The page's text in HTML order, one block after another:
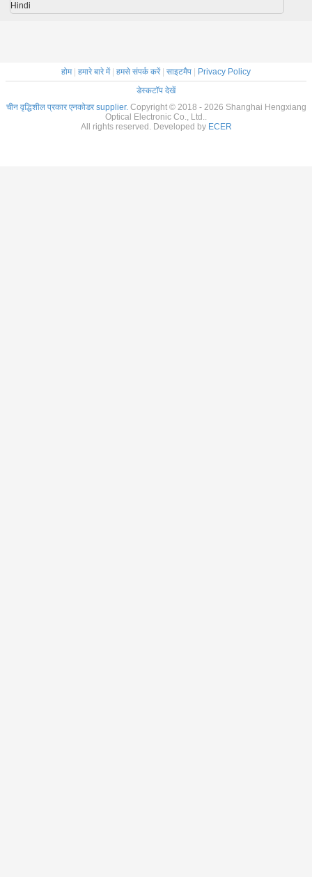
Hindi
होम| हमारे बारे में| हमसे संपर्क करें| साइटमैप
Privacy Policy
डेस्कटॉप देखें
चीन वृद्धिशील प्रकार एनकोडर supplier. Copyright © 2018 - 2026 Shanghai Hengxiang
Optical Electronic Co., Ltd..
All rights reserved. Developed by ECER